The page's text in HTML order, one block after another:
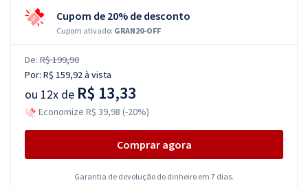
Cupom de 20% de desconto
Cupom ativado: GRAN20-OFF
De: R$ 199,90
Por: R$ 159,92à vista
ou 12x de R$ 13,33
Economize R$ 39,98 (-20%)
Comprar agora
Garantia de devolução do dinheiro em 7 dias.